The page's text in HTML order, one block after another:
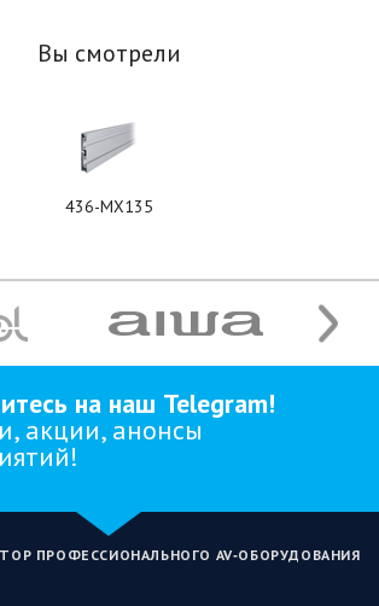
Вы смотрели
436-MX135
на наш Telegram!
акции, анонсы
ПРОФЕССИОНАЛЬНОГО AV‑ОБОРУДОВАНИЯ